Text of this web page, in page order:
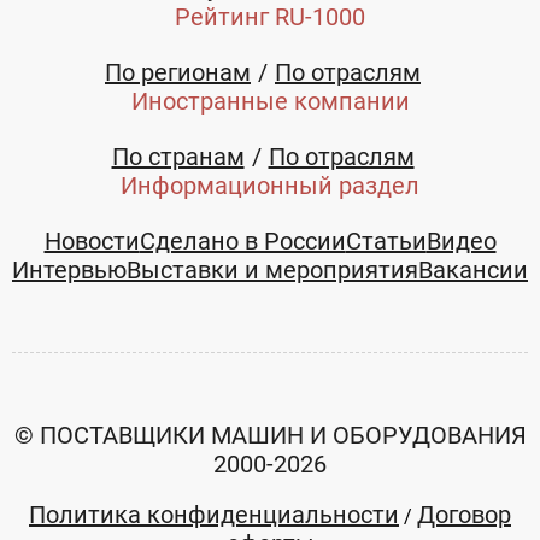
663851
663851
Каток
Рейтинг RU-1000
По регионам
По отраслям
Иностранные компании
По странам
По отраслям
Информационный раздел
НовостиСделано в РоссииСтатьиВидео
ИнтервьюВыставки и мероприятияВакансии
© ПОСТАВЩИКИ МАШИН И ОБОРУДОВАНИЯ
2000-2026
Политика конфиденциальности / Договор